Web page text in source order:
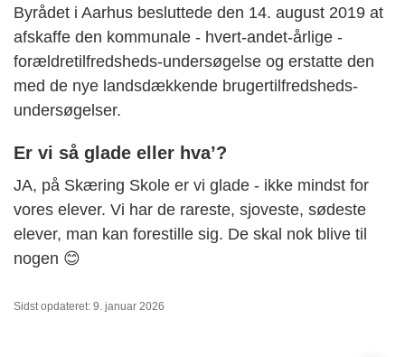
Byrådet i Aarhus besluttede den 14. august 2019 at
afskaffe den kommunale - hvert-andet-årlige -
forældretilfredsheds-undersøgelse og erstatte den
med de nye landsdækkende brugertilfredsheds-
undersøgelser.
Er vi så glade eller hva’?
JA, på Skæring Skole er vi glade - ikke mindst for
vores elever. Vi har de rareste, sjoveste, sødeste
elever, man kan forestille sig. De skal nok blive til
nogen 😊
Sidst opdateret: 9. januar 2026